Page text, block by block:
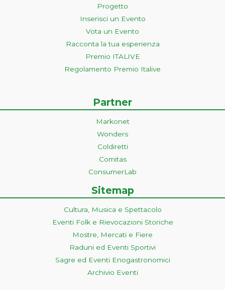
Progetto
Inserisci un Evento
Vota un Evento
Racconta la tua esperienza
Premio ITALIVE
Regolamento Premio Italive
Partner
Markonet
Wonders
Coldiretti
Comitas
ConsumerLab
Sitemap
Cultura, Musica e Spettacolo
Eventi Folk e Rievocazioni Storiche
Mostre, Mercati e Fiere
Raduni ed Eventi Sportivi
Sagre ed Eventi Enogastronomici
Archivio Eventi